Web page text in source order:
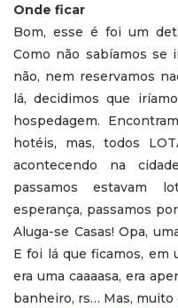
Onde ficar
Bom, esse é foi um
Como não sabíamos se
não, nem reservamos
lá, decidimos que
hospedagem.
hotéis, mas, todos
acontecendo na
passamos estavam
esperança, passamos
Aluga-se Casas! Opa,
E foi lá que ficamos, em
era uma caaaasa, era
banheiro, rs… Mas, muito